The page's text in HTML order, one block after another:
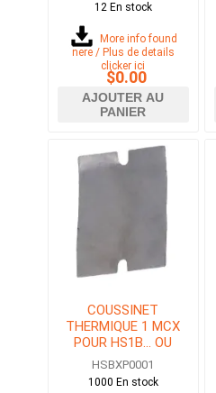
12 En stock
More info found
here / Plus de details
clicker ici
$0.00
AJOUTER AU
PANIER
COUSSINET
THERMIQUE 1 MCX
POUR HS1B... OU
HS2B...
HSBXP0001
1000 En stock